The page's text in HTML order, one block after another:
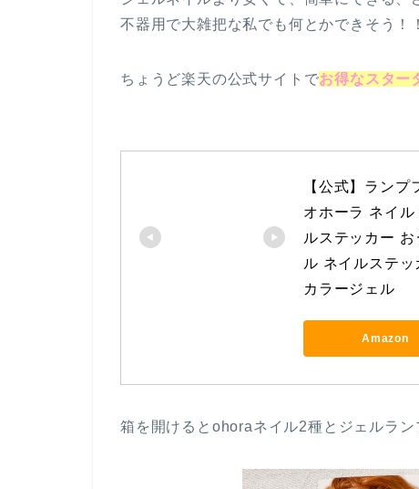
不器用で大雑把な私でも何とかできそう！！
ちょうど楽天の公式サイトでお得なスター
【公式】ラン
オホーラ ネイ
ルステッカー
ル ネイルステ
カラージェル
Amazon
箱を開けるとohoraネイル2種とジェルラン